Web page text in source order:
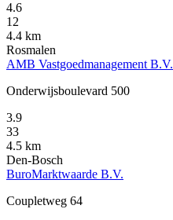
4.6
12
4.4 km
Rosmalen
AMB Vastgoedmanagement B.V.
Onderwijsboulevard 500
3.9
33
4.5 km
Den-Bosch
BuroMarktwaarde B.V.
Coupletweg 64